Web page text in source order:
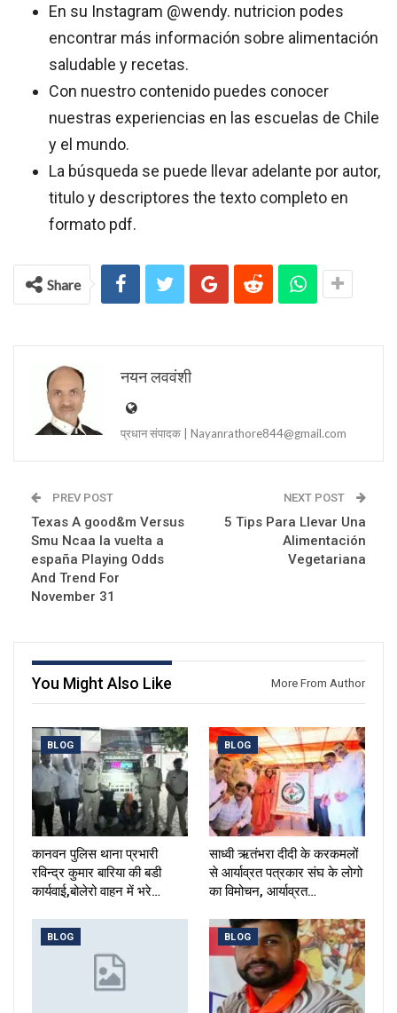
En su Instagram @wendy. nutricion podes
encontrar más información sobre alimentación
saludable y recetas.
Con nuestro contenido puedes conocer
nuestras experiencias en las escuelas de Chile
y el mundo.
La búsqueda se puede llevar adelante por autor,
titulo y descriptores the texto completo en
formato pdf.
Share
नयन लववंशी
प्रधान संपादक | Nayanrathore844@gmail.com
PREV POST
Texas A good&m Versus
Smu Ncaa la vuelta a
españa Playing Odds
And Trend For
November 31
NEXT POST
5 Tips Para Llevar Una
Alimentación
Vegetariana
You Might Also Like More From Author
BLOG
कानवन पुलिस थाना प्रभारी
रविन्द्र कुमार बारिया की बडी
कार्यवाई,बोलेरो वाहन में भरे…
BLOG
साध्वी ऋतंभरा दीदी के करकमलों
से आर्याव्रत पत्रकार संघ के लोगो
का विमोचन, आर्याव्रत…
BLOG BLOG